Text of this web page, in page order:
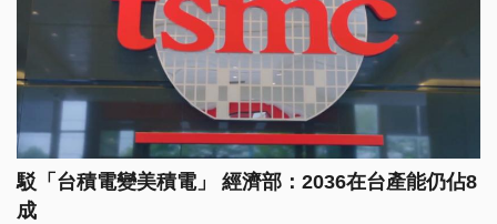
駁「台積電變美積電」 經濟部：2036在台產能仍佔8
成